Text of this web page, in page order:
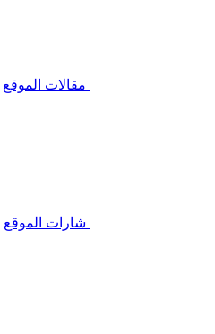
مقالات الموقع
شارات الموقع